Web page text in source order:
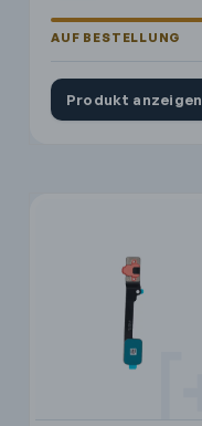
Produkt anzeigen